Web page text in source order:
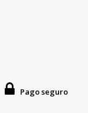
Pago seguro